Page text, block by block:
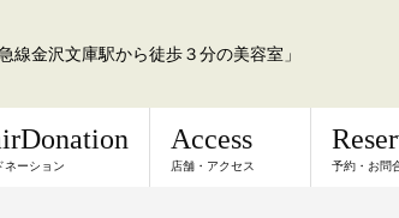
金沢文庫駅から徒歩３分の美容室」
ネーション
Access
店舗・アクセス 予約・お問